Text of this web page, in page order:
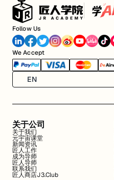
Follow Us
We Accept
EN
关于公司
关于我们
元宇宙课堂
新闻资讯
匠人工作
成为导师
匠人导师
联系我们
匠人商店J3.Club